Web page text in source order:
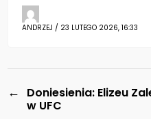
ANDRZEJ / 23 LUTEGO 2026, 16:33
←
Doniesienia: Elizeu
w UFC